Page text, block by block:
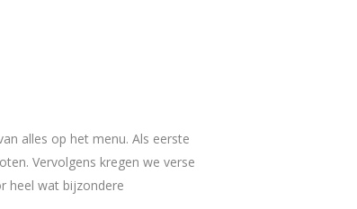
alles op het menu. Als eerste
Vervolgens kregen we verse
heel wat bijzondere